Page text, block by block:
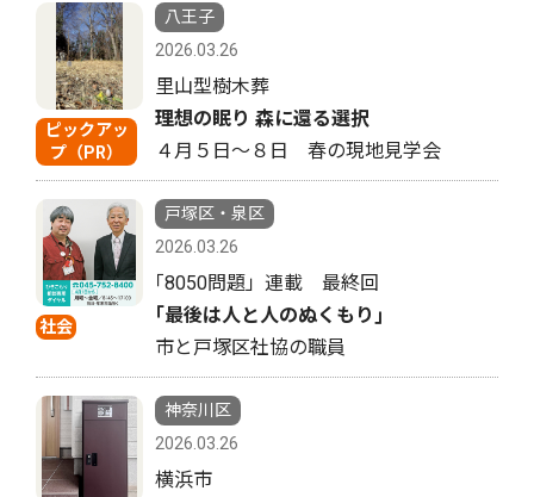
ピックアッ
プ（PR）
八王子
2026.03.26
里山型樹木葬
理想の眠り 森に還る選択
４月５日〜８日 春の現地見学会
社会
戸塚区・泉区
2026.03.26
｢8050問題」連載 最終回
｢最後は人と人のぬくもり｣
市と戸塚区社協の職員
神奈川区
2026.03.26
横浜市